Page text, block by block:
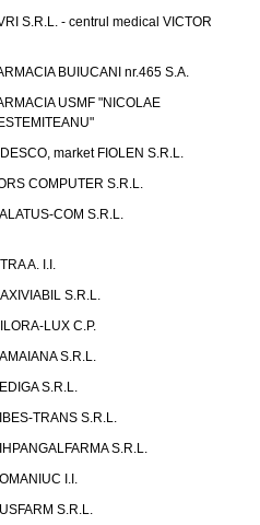
S.R.L. - centrul medical VICTOR
BUIUCANI nr.465 S.A.
USMF "NICOLAE
market FIOLEN S.R.L.
COMPUTER S.R.L.
COM S.R.L.
A. I.I.
S.R.L.
LUX C.P.
S.R.L.
S.R.L.
TRANS S.R.L.
S.R.L.
I.I.
S.R.L.